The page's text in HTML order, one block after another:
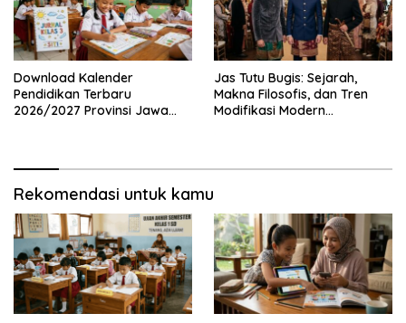
Download Kalender
Pendidikan Terbaru
2026/2027 Provinsi Jawa
Jas Tutu Bugis: Sejarah,
Makna Filosofis, dan Tren
Modifikasi Modern
Rekomendasi untuk kamu